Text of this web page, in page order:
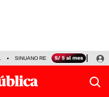
SINUANO RESULTADOS HOY